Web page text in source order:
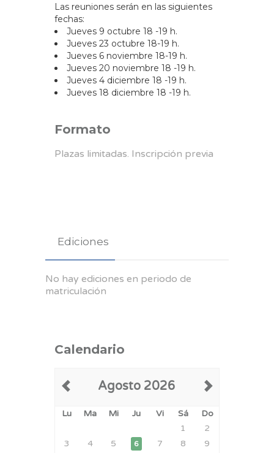
Las reuniones serán en las siguientes
fechas:
Jueves 9 octubre 18 -19 h.
Jueves 23 octubre 18-19 h.
Jueves 6 noviembre 18-19 h.
Jueves 20 noviembre 18 -19 h.
Jueves 4 diciembre 18 -19 h.
Jueves 18 diciembre 18 -19 h.
Formato
Plazas limitadas. Inscripción previa
Ediciones
No hay ediciones en periodo de
matriculación
Calendario
Agosto 2026
Lu Ma Mi Ju Vi Sá
Do
1
2
3
4 5 6 7 8 9